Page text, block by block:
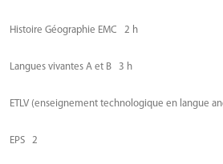
Histoire Géographie EMC 2 h
Langues vivantes A et B 3 h
ETLV (enseignement technologique en langue
EPS 2